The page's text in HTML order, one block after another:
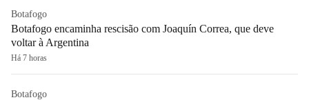
Botafogo
Botafogo encaminha rescisão com Joaquín Correa, que deve
voltar à Argentina
Há 7 horas
Botafogo